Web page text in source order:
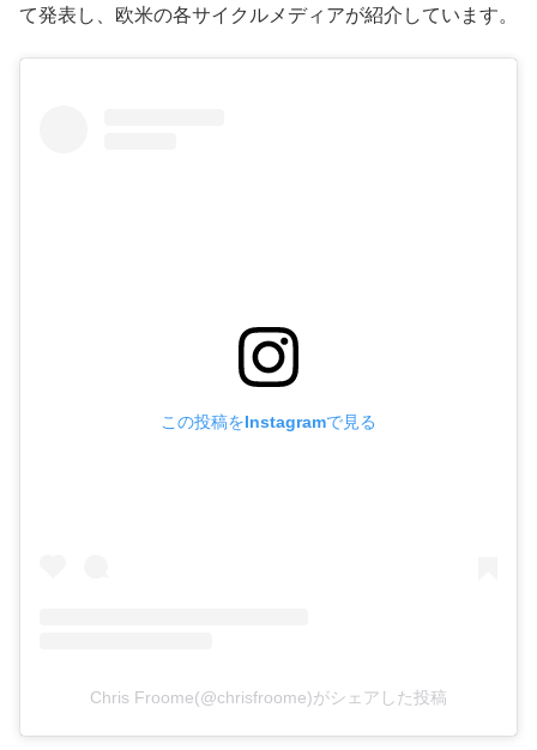
て発表し、欧米の各サイクルメディアが紹介しています。
この投稿をInstagramで見る
Chris Froome(@chrisfroome)がシェアした投稿